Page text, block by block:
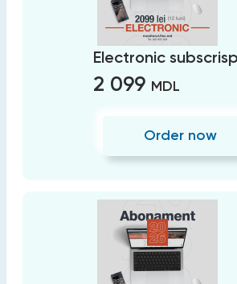
Electronic
2 099 MDL
Order now